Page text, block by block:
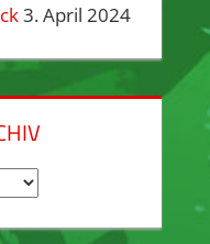
3. April 2024